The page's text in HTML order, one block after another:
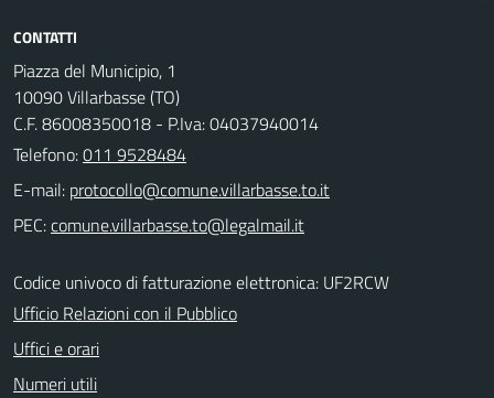
CONTATTI
Piazza del Municipio, 1
10090 Villarbasse (TO)
C.F. 86008350018 - P.Iva: 04037940014
Telefono:011 9528484
E-mail:
PEC:
Codice univoco di fatturazione elettronica: UF2RCW
Ufficio Relazioni con il Pubblico
Uffici e orari
Numeri utili